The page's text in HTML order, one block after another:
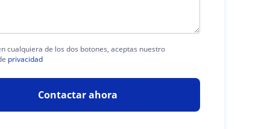
cualquiera de los dos botones, aceptas nuestro
privacidad
Contactar ahora